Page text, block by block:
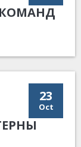
23
Oct